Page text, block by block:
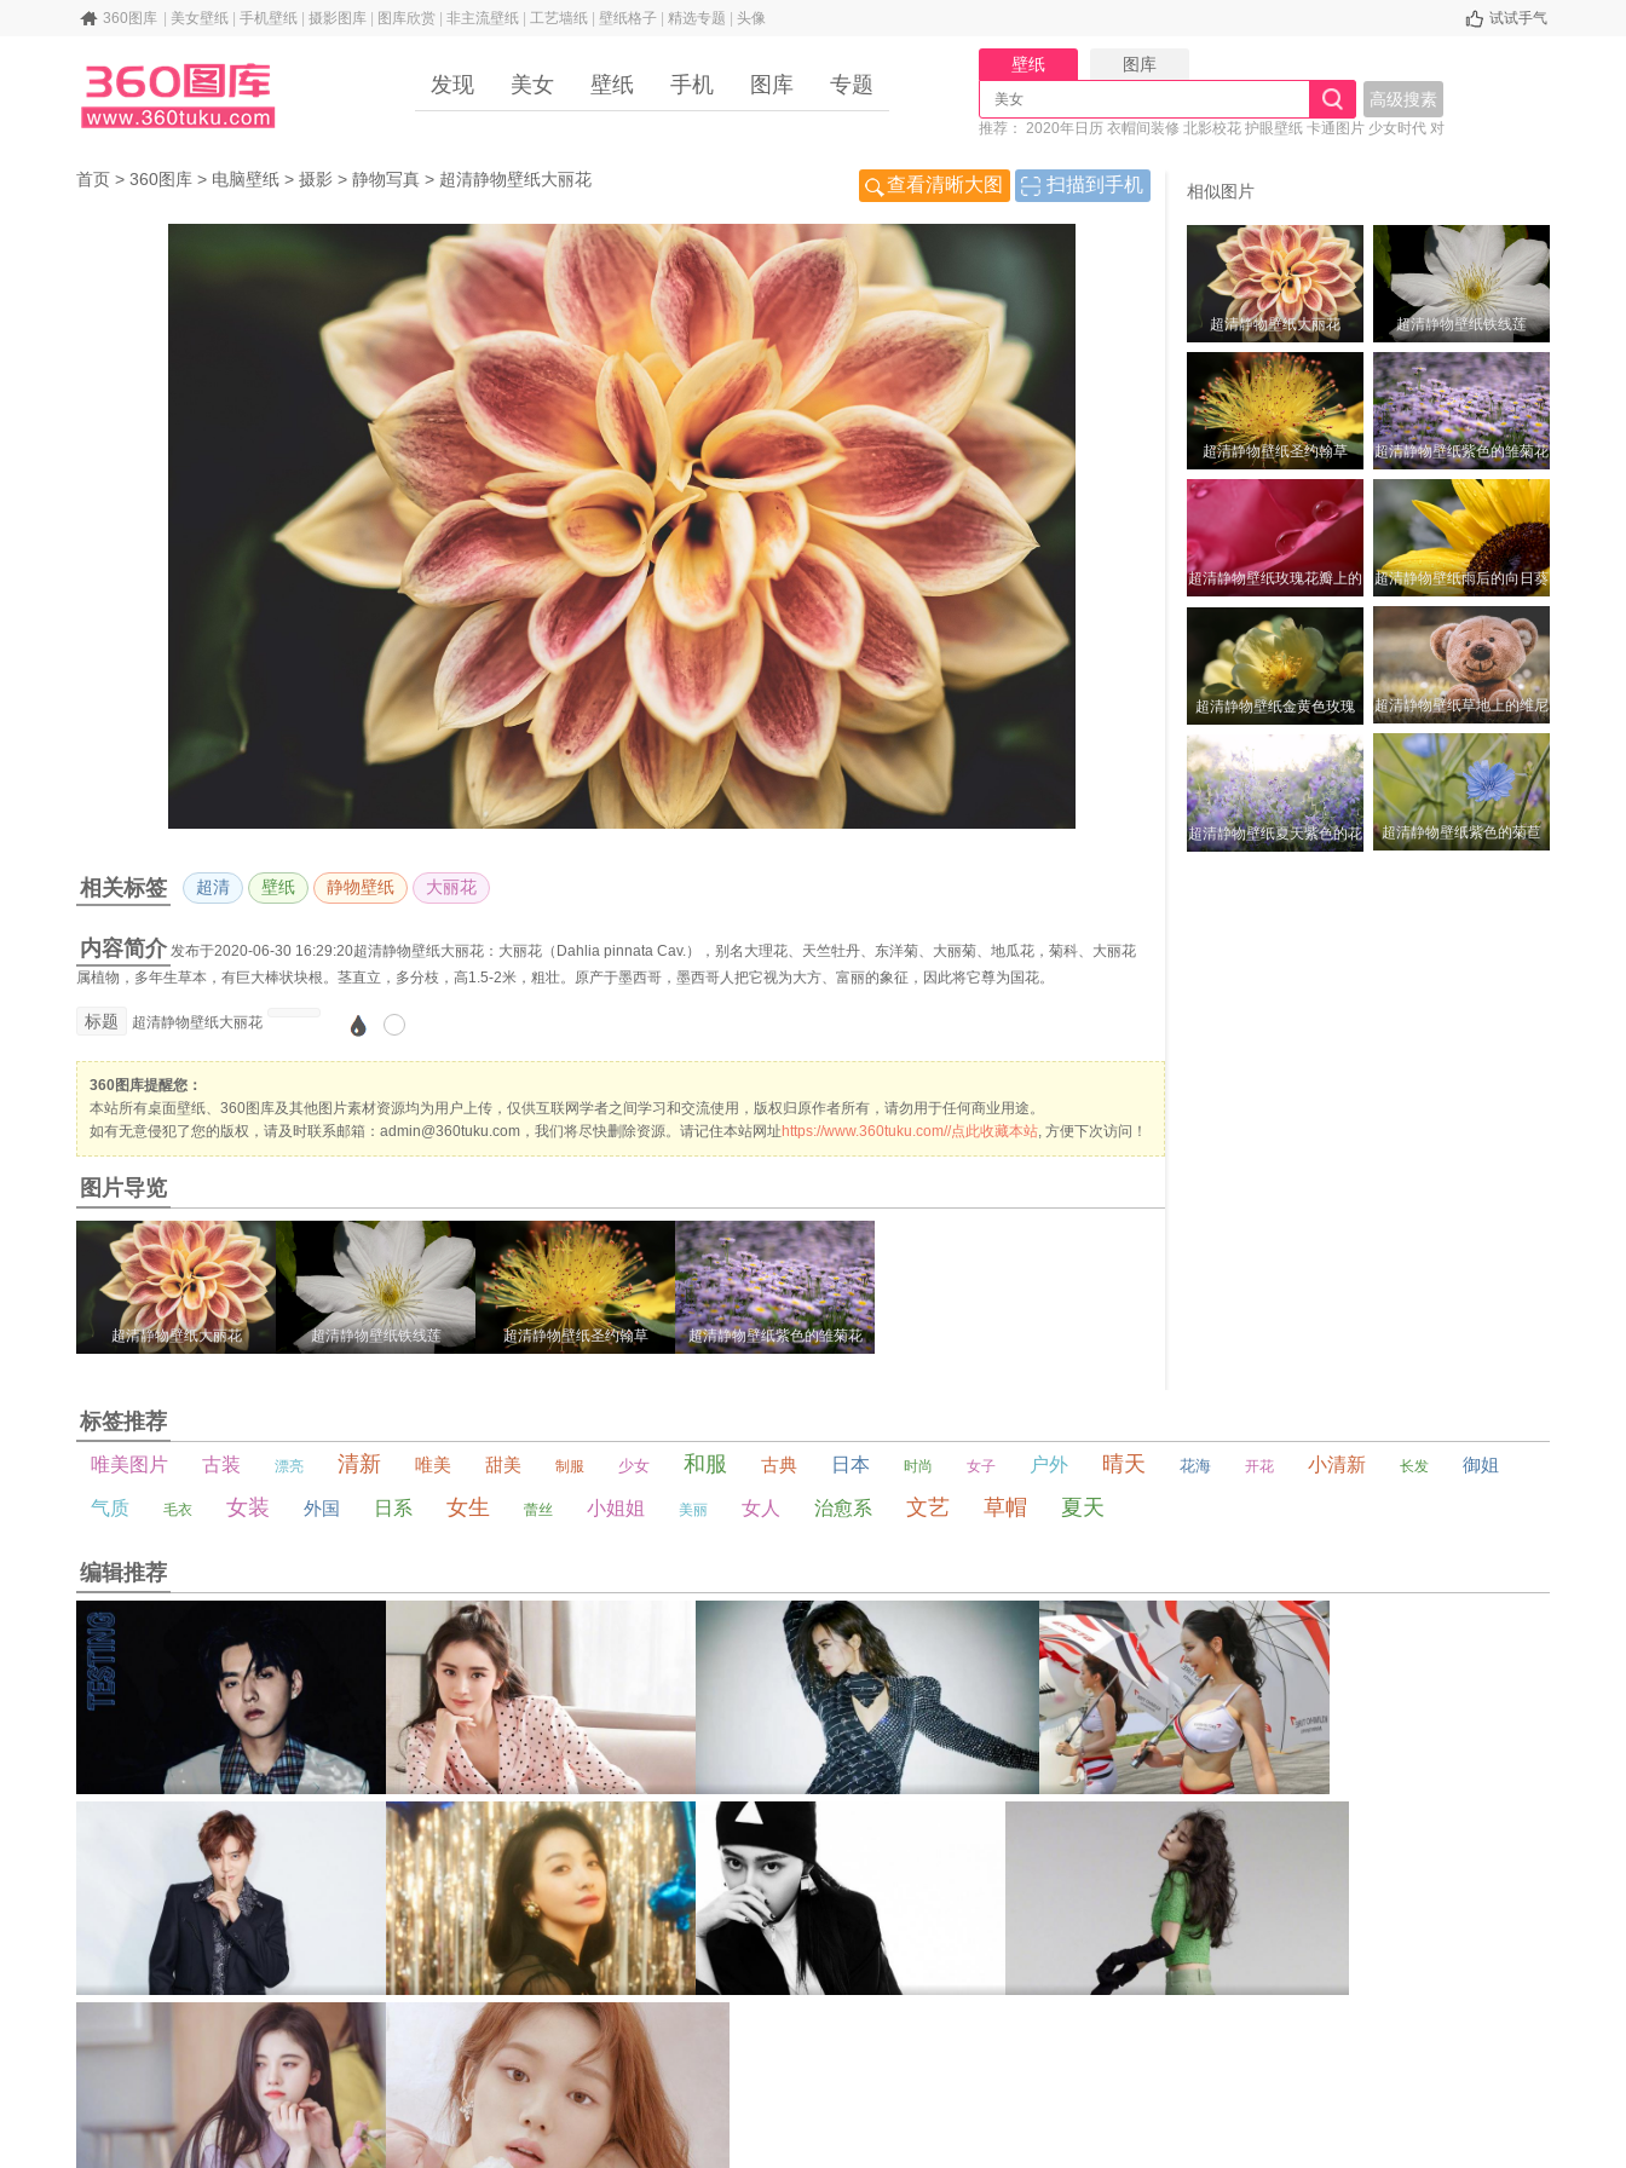
360图库 美女壁纸 手机壁纸 摄影图库 图库欣赏 非主流壁纸 工艺墙纸 壁纸格子 精选专题 头像 试试手气
发现 美女 壁纸 手机 图库 专题
壁纸
图库
高级搜素
推荐： 2020年日历 衣帽间装修 北影校花 护眼壁纸 卡通图片 少女时代 对
查看清晰大图 扫描到手机
首页 > 360图库 > 电脑壁纸 > 摄影 > 静物写真 > 超清静物壁纸大丽花
相关标签 超清 壁纸 静物壁纸 大丽花
内容简介 发布于2020-06-30 16:29:20超清静物壁纸大丽花：大丽花（Dahlia pinnata Cav.），别名大理花、天竺牡丹、东洋菊、大丽菊、地瓜花，菊科、大丽花
属植物，多年生草本，有巨大棒状块根。茎直立，多分枝，高1.5-2米，粗壮。原产于墨西哥，墨西哥人把它视为大方、富丽的象征，因此将它尊为国花。
标题 超清静物壁纸大丽花
360图库提醒您：
本站所有桌面壁纸、 360图库及其他图片素材资源均为用户上传，仅供互联网学者之间学习和交流使用，版权归原作者所有，请勿用于任何商业用途。
如有无意侵犯了您的版权，请及时联系邮箱：admin@360tuku.com，我们将尽快删除资源。请记住本站网址 https://www.360tuku.com//点此收藏本站, 方便下次访问！
图片导览
超清静物壁纸大丽花 超清静物壁纸铁线莲 超清静物壁纸圣约翰草 超清静物壁纸紫色的雏菊花
相似图片
超清静物壁纸大丽花 超清静物壁纸铁线莲
超清静物壁纸圣约翰草 超清静物壁纸紫色的雏菊花
超清静物壁纸玫瑰花瓣上的
水珠
超清静物壁纸雨后的向日葵
超清静物壁纸草地上的维尼
熊
超清静物壁纸金黄色玫瑰
超清静物壁纸紫色的菊苣
超清静物壁纸夏天紫色的花
源氏物语
标签推荐
唯美图片 古装 漂亮 清新 唯美 甜美 制服 少女 和服 古典 日本 时尚 女子 户外 晴天 花海 开花 小清新 长发 御姐
气质 毛衣 女装 外国 日系 女生 蕾丝 小姐姐 美丽 女人 治愈系 文艺 草帽 夏天
编辑推荐
吴亦凡时间海帅气休闲写真 极品性感女神杨幂睡衣妖娆妩媚写真 时尚大片封面蔡依林湿发造型写真 极品爆乳汽车宝贝身穿性感吊带
罗志祥时尚休闲帅气写真 性感女神宋茜复古妩媚妖娆迷人写真